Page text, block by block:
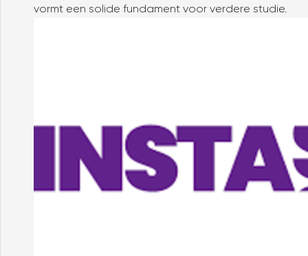
vormt een solide fundament voor verdere studie.